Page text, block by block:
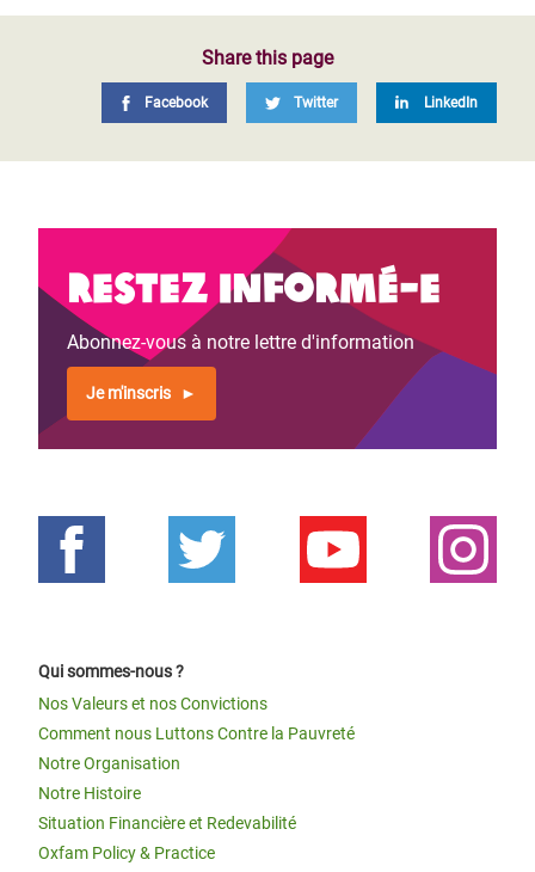
Share this page
Facebook Twitter LinkedIn
Restez informé-e
Abonnez-vous à notre lettre d'information
Je m'inscris
Qui sommes-nous ?
Nos Valeurs et nos Convictions
Comment nous Luttons Contre la Pauvreté
Notre Organisation
Notre Histoire
Situation Financière et Redevabilité
Oxfam Policy & Practice